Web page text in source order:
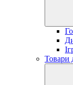
Товари